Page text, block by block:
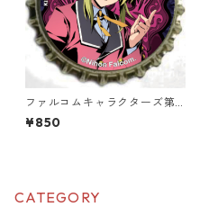
ファルコムキャラクターズ第6
弾王冠クリップ
¥850
CATEGORY